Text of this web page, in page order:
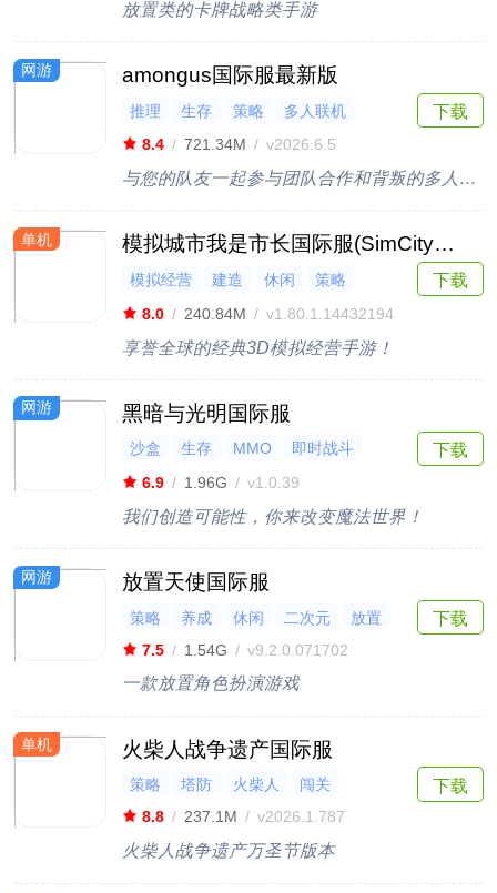
放置类的卡牌战略类手游
网游 amongus国际服最新版
推理 生存 策略
多人联机
狼人杀
8.4 / 721.34M / v2026.6.5
与您的队友一起参与团队合作和背叛的多人游戏
下载
单机 模拟城市我是市长国际服(SimCityBuildIt)
模拟经营 建造 休闲
策略
模拟
8.0 / 240.84M / v1.80.1.14432194
享誉全球的经典3D模拟经营手游！
下载
网游 黑暗与光明国际服
沙盒 生存 MMO
即时战斗
角色扮演
6.9 / 1.96G / v1.0.39
我们创造可能性，你来改变魔法世界！
下载
网游 放置天使国际服
策略 养成 休闲 二次元
放置
7.5 / 1.54G / v9.2.0.071702
一款放置角色扮演游戏
下载
单机 火柴人战争遗产国际服
策略 塔防 火柴人
闯关
8.8 / 237.1M / v2026.1.787
火柴人战争遗产万圣节版本
下载